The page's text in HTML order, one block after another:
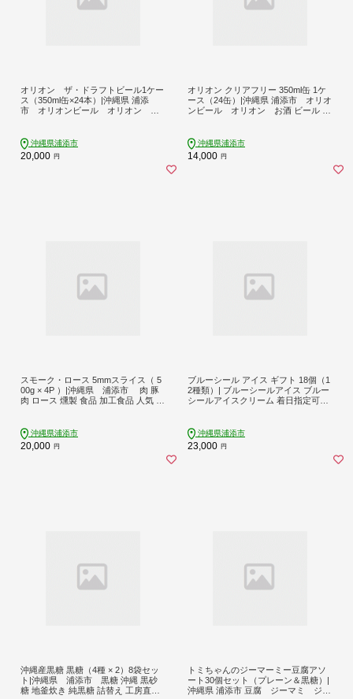
オリオン ザ・ドラフトビール1ケー
ス（350ml缶×24本）|沖縄県 浦添
市 オリオンビール オリオン お
沖縄県浦添市
20,000 円
オリオン クリアフリー 350ml缶 1ケ
ース（24缶）|沖縄県 浦添市 オリオ
ンビール オリオン お酒 ビール 地
沖縄県浦添市
14,000 円
スモーク・ロース 5mmスライス（ 5
00g × 4P ）|沖縄県 浦添市 肉 豚
肉 ロース 燻製 食品 加工食品 人気 ギ
沖縄県浦添市
20,000 円
ブルーシール アイス ギフト 18個（1
2種類）| ブルーシールアイス ブルー
シールアイスクリーム 着日指定可能
プ 詰め合わせ バラエティ | バニラ チ
ョコレート ストロベリー ピスタチオ
バニラ＆クッキー ウベ 沖縄紅イモ
沖縄県浦添市
23,000 円
沖縄産黒糖 黒糖（4種 × 2）8袋セッ
ト|沖縄県 浦添市 黒糖 沖縄 黒砂
糖 地釜炊き 純黒糖 詰替え 工房直送
トミちゃんのジーマーミー豆腐アソ
ート30個セット（プレーン＆黒糖）|
沖縄県 浦添市 豆腐 ジーマミ ジー